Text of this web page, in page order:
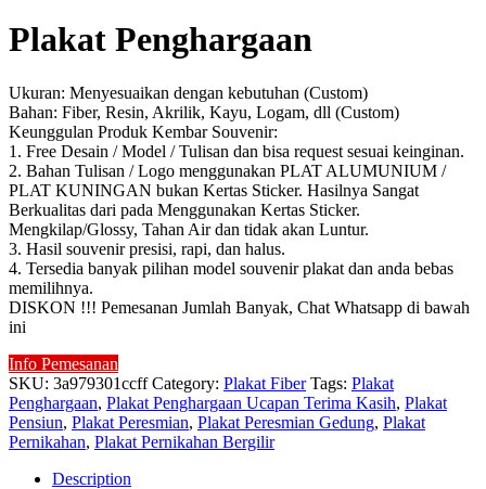
Plakat Penghargaan
Ukuran: Menyesuaikan dengan kebutuhan (Custom)
Bahan: Fiber, Resin, Akrilik, Kayu, Logam, dll (Custom)
Keunggulan Produk Kembar Souvenir:
1. Free Desain / Model / Tulisan dan bisa request sesuai keinginan.
2. Bahan Tulisan / Logo menggunakan PLAT ALUMUNIUM /
PLAT KUNINGAN bukan Kertas Sticker. Hasilnya Sangat
Berkualitas dari pada Menggunakan Kertas Sticker.
Mengkilap/Glossy, Tahan Air dan tidak akan Luntur.
3. Hasil souvenir presisi, rapi, dan halus.
4. Tersedia banyak pilihan model souvenir plakat dan anda bebas
memilihnya.
DISKON !!! Pemesanan Jumlah Banyak, Chat Whatsapp di bawah
ini
Info Pemesanan
SKU: 3a979301ccff Category: Plakat Fiber Tags: Plakat
Penghargaan, Plakat Penghargaan Ucapan Terima Kasih, Plakat
Pensiun, Plakat Peresmian, Plakat Peresmian Gedung, Plakat
Pernikahan, Plakat Pernikahan Bergilir
Description